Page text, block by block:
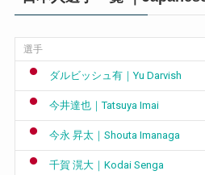
選手
ダルビッシュ有｜Yu Darvish
今井達也｜Tatsuya Imai
今永 昇太｜Shouta Imanaga
千賀 滉大｜Kodai Senga